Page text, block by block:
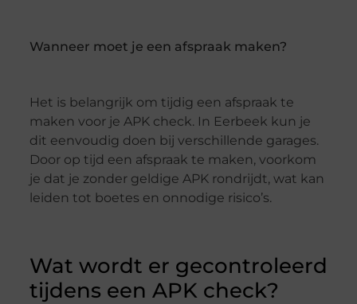
Wanneer moet je een afspraak maken?
Het is belangrijk om tijdig een afspraak te
maken voor je APK check. In Eerbeek kun je
dit eenvoudig doen bij verschillende garages.
Door op tijd een afspraak te maken, voorkom
je dat je zonder geldige APK rondrijdt, wat kan
leiden tot boetes en onnodige risico’s.
Wat wordt er gecontroleerd
tijdens een APK check?